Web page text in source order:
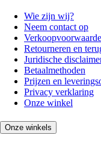
Wie zijn wij?
Neem contact op
Retourneren en
Juridische
Betaalmethoden
Prijzen en
Privacy verklaring
Onze winkel
Onze winkels